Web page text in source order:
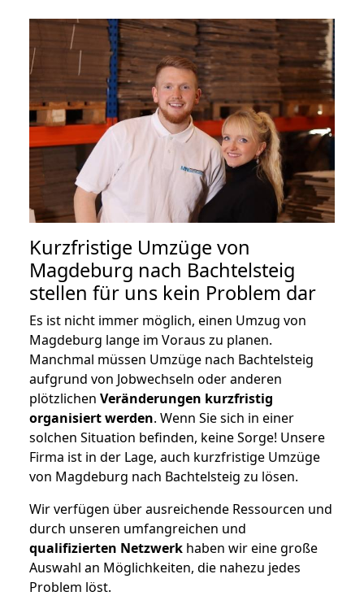
Kurzfristige Umzüge von
Magdeburg nach Bachtelsteig
stellen für uns kein Problem dar
Es ist nicht immer möglich, einen Umzug von
Magdeburg lange im Voraus zu planen.
Manchmal müssen Umzüge nach Bachtelsteig
aufgrund von Jobwechseln oder anderen
plötzlichen Veränderungen kurzfristig
organisiert werden. Wenn Sie sich in einer
solchen Situation befinden, keine Sorge! Unsere
Firma ist in der Lage, auch kurzfristige Umzüge
von Magdeburg nach Bachtelsteig zu lösen.
Wir verfügen über ausreichende Ressourcen und
durch unseren umfangreichen und
qualifizierten Netzwerk haben wir eine große
Auswahl an Möglichkeiten, die nahezu jedes
Problem löst.